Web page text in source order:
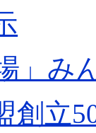
」み
創立